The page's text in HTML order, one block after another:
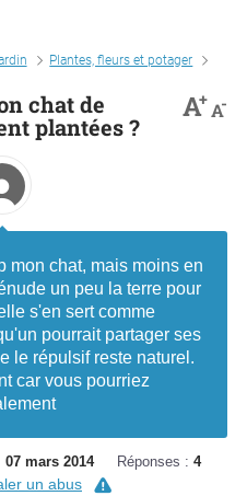
Plantes, fleurs et potager
chat de
plantées ?
A+A-
mon chat, mais moins en
un peu la terre pour
s'en sert comme
pourrait partager ses
le répulsif reste naturel.
car vous pourriez
07 mars 2014 Réponses : 4
un abus